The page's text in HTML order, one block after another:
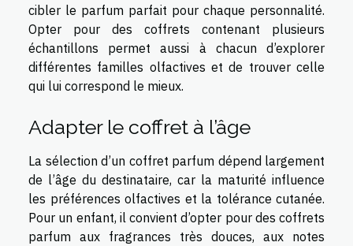
cibler le parfum parfait pour chaque personnalité.
Opter pour des coffrets contenant plusieurs
échantillons permet aussi à chacun d’explorer
différentes familles olfactives et de trouver celle
qui lui correspond le mieux.
Adapter le coffret à l’âge
La sélection d’un coffret parfum dépend largement
de l’âge du destinataire, car la maturité influence
les préférences olfactives et la tolérance cutanée.
Pour un enfant, il convient d’opter pour des coffrets
parfum aux fragrances très douces, aux notes